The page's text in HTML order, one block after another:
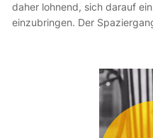
daher lohnend, sich darauf
einzubringen. Der